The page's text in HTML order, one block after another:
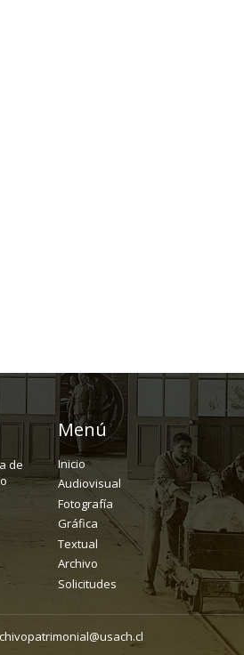
de
Menú
Inicio
Audiovisual
Fotografía
Gráfica
Textual
Archivo
Solicitudes